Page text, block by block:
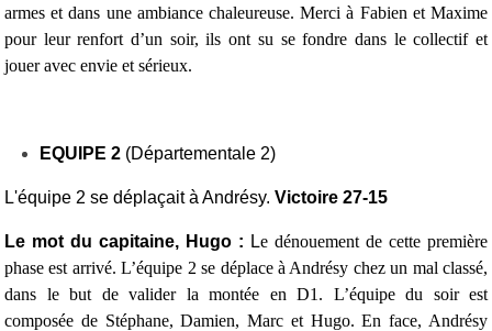
armes et dans une ambiance chaleureuse. Merci à Fabien et Maxime
pour leur renfort d’un soir, ils ont su se fondre dans le collectif et
jouer avec envie et sérieux.
EQUIPE 2 (Départementale 2)
L'équipe 2 se déplaçait à Andrésy. Victoire 27-15
Le mot du capitaine, Hugo : Le dénouement de cette première
phase est arrivé. L’équipe 2 se déplace à Andrésy chez un mal classé,
dans le but de valider la montée en D1. L’équipe du soir est
composée de Stéphane, Damien, Marc et Hugo. En face, Andrésy